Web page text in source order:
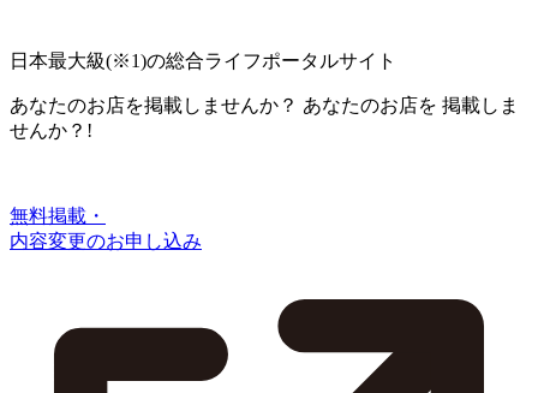
日本最大級(※1)の総合ライフポータルサイト
あなたのお店を掲載しませんか？ あなたのお店を 掲載しま
せんか？!
無料掲載・
内容変更のお申し込み